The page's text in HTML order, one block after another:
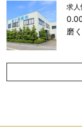
求人
磨